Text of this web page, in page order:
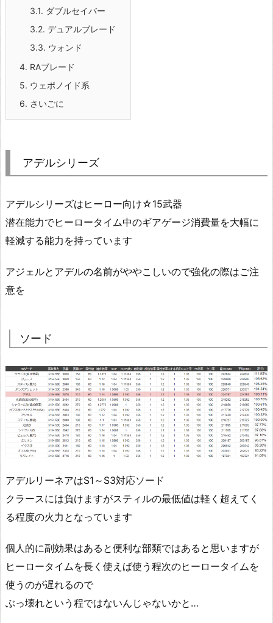
3.1. ダブルセイバー
3.2. デュアルブレード
3.3. ウォンド
4. RAブレード
5. ウェポノイド系
6. さいごに
アデルシリーズ
アデルシリーズはヒーロー向け☆15武器
潜在能力でヒーロータイム中のギアゲージ消費量を大幅に
軽減する能力を持っています
アジェルとアデルの名前がややこしいので強化の際はご注
意を
ソード
アデルリーネアはS1～S3対応ソード
クラースには負けますがスティルの最低値は軽く超えてく
る程度の火力となっています
個人的に副効果はあると便利な部類ではあると思いますが
ヒーロータイムを長く使えば使う程次のヒーロータイムを
使うのが遅れるので
ぶっ壊れという程ではないんじゃないかと…